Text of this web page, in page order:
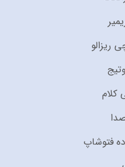
ریزالو
کلام
فتوشاپ